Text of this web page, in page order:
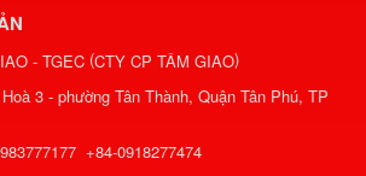
- TGEC (CTY CP TÂM GIAO)
3 - phường Tân Thành, Quận Tân Phú, TP
+84-0918277474